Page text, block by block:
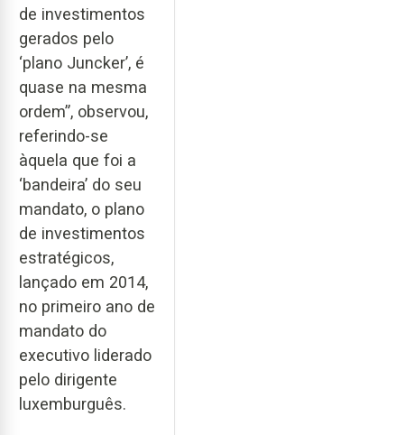
de investimentos
gerados pelo
‘plano Juncker’, é
quase na mesma
ordem”, observou,
referindo-se
àquela que foi a
‘bandeira’ do seu
mandato, o plano
de investimentos
estratégicos,
lançado em 2014,
no primeiro ano de
mandato do
executivo liderado
pelo dirigente
luxemburguês.